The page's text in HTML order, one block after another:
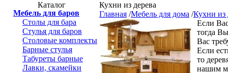
Каталог
Мебель для баров
Столы для бара
Стулья для баров
Столовые комплекты
Барные стулья
Табуреты барные
Лавки, скамейки
Кухни из дерева
Главная /Мебель для дома /Кухни из
Если
тогда
Вас
Если
то
нашим